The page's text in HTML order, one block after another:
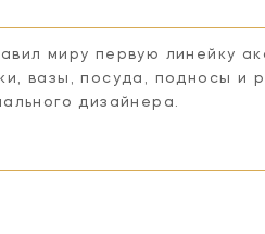
миру первую линейку
вазы, посуда, подносы и
дизайнера.